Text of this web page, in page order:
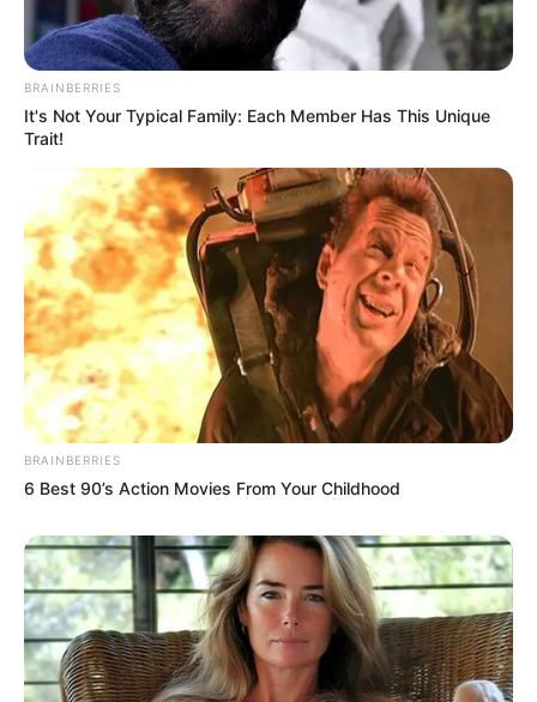
Agentes de saúde começam a receber os KITs do Saúde com
Agente.
+Atualização sobre a PEC dos 3 salários mínimos para ACS/ACE.
+Justiça determina que mais uma prefeitura pague o Piso de 2
salários.
Aprovada indenização a ex-servidores da extinta Sucam
Lei Federal garante o pagamento da Insalubridade com base
nos R$ 2.424
BRAINBERRIES
It's Not Your Typical Family: Each Member Has This Unique
Trait!
BRAINBERRIES
6 Best 90’s Action Movies From Your Childhood